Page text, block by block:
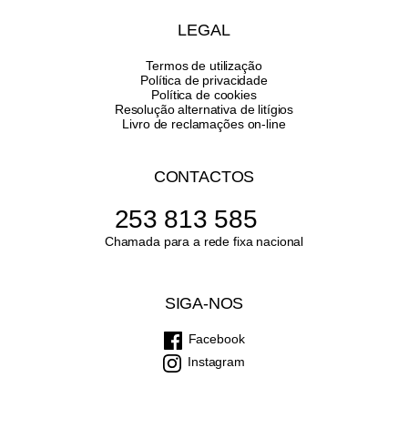
LEGAL
Termos de utilização
Política de privacidade
Política de cookies
Resolução alternativa de litígios
Livro de reclamações on-line
CONTACTOS
253 813 585
Chamada para a rede fixa nacional
SIGA-NOS
Facebook
Instagram